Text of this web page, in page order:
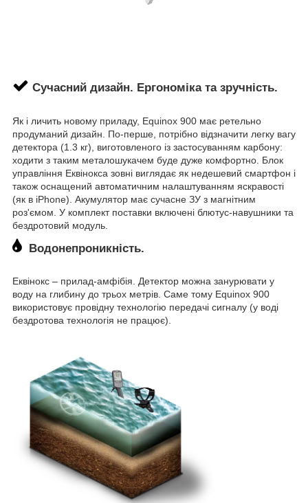
Сучасний дизайн. Ергономіка та зручність.
Як і личить новому приладу, Equinox 900 має ретельно
продуманий дизайн. По-перше, потрібно відзначити легку вагу
детектора (1.3 кг), виготовленого із застосуванням карбону:
ходити з таким металошукачем буде дуже комфортно. Блок
управління Еквінокса зовні виглядає як недешевий смартфон і
також оснащений автоматичним налаштуванням яскравості
(як в iPhone). Акумулятор має сучасне ЗУ з магнітним
роз'ємом. У комплект поставки включені блютус-навушники та
бездротовий модуль.
Водонепроникність.
Еквінокс – прилад-амфібія. Детектор можна занурювати у
воду на глибину до трьох метрів. Саме тому Equinox 900
використовує провідну технологію передачі сигналу (у воді
бездротова технологія не працює).